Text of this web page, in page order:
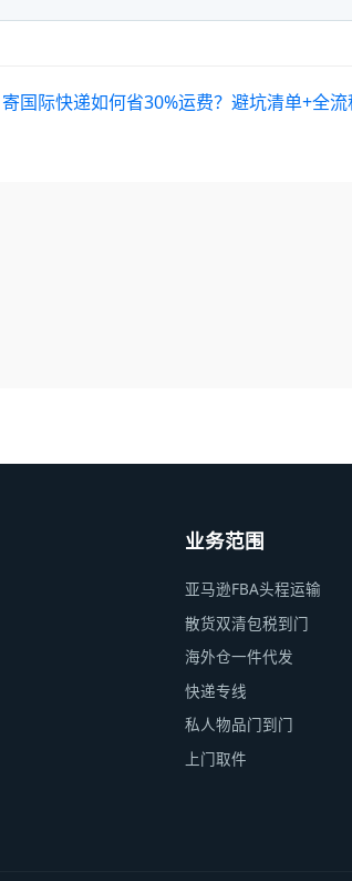
寄国际快递如何省30%运费？避坑清单+全
业务范围
亚马逊FBA头程运输
散货双清包税到门
海外仓一件代发
快递专线
私人物品门到门
上门取件